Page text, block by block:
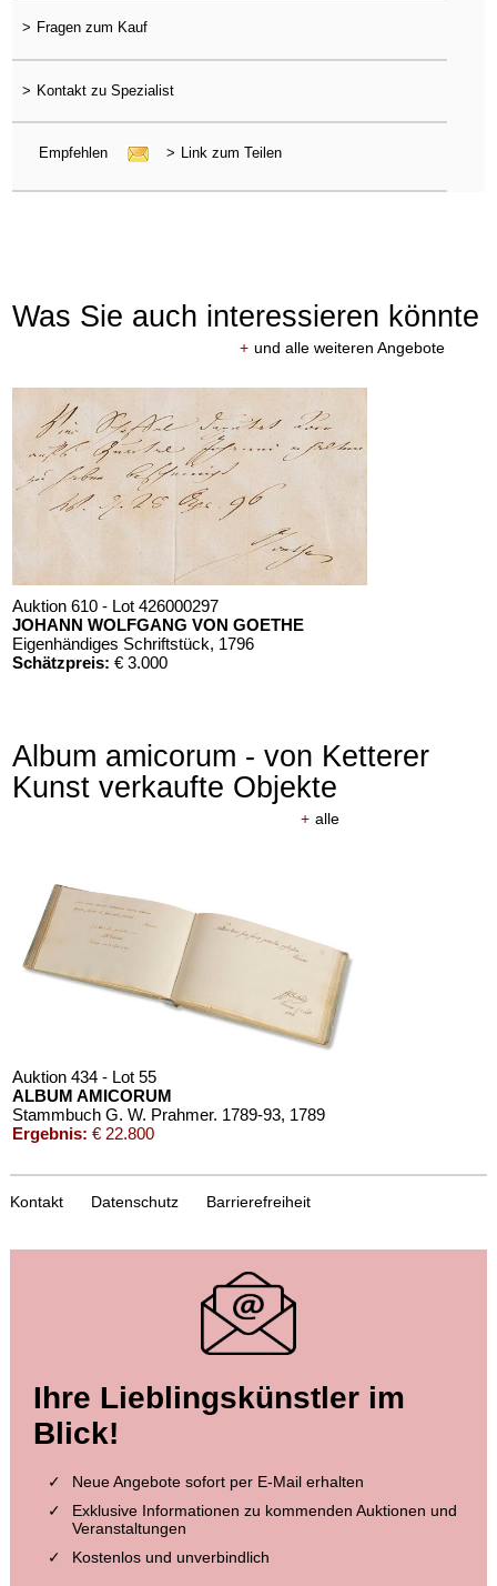
> Fragen zum Kauf
> Kontakt zu Spezialist
Empfehlen > Link zum Teilen
Was Sie auch interessieren könnte
+ und alle weiteren Angebote
Auktion 610 - Lot 426000297
JOHANN WOLFGANG VON GOETHE
Eigenhändiges Schriftstück, 1796
Schätzpreis: € 3.000
Album amicorum - von Ketterer
Kunst verkaufte Objekte
+ alle
Auktion 434 - Lot 55
ALBUM AMICORUM
Stammbuch G. W. Prahmer. 1789-93, 1789
Ergebnis: € 22.800
ALBUM AMICORUM
Schmiedeberg, Blätter der Erinnerung. 1835-39. , 1835
Ergebnis:€ 15.600
Kontakt Datenschutz Barrierefreiheit
Ihre Lieblingskünstler im
Blick!
Neue Angebote sofort per E-Mail erhalten
Exklusive Informationen zu kommenden Auktionen und
Veranstaltungen
Kostenlos und unverbindlich